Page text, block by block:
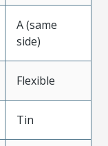
A (same
side)
Flexible
Tin